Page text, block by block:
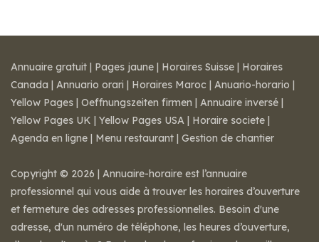
Annuaire gratuit | Pages jaune | Horaires Suisse | Horaires
Canada | Annuario orari | Horaires Maroc | Anuario-horario |
Yellow Pages | Oeffnungszeiten firmen | Annuaire inversé |
Yellow Pages UK | Yellow Pages USA | Horaire societe |
Agenda en ligne | Menu restaurant | Gestion de chantier
Copyright © 2026 | Annuaire-horaire est l’annuaire
professionnel qui vous aide à trouver les horaires d’ouverture
et fermeture des adresses professionnelles. Besoin d'une
adresse, d'un numéro de téléphone, les heures d’ouverture,